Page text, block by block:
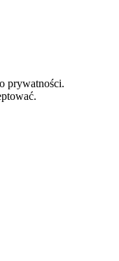
prywatności.